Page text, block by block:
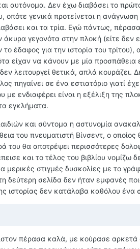
αυτόνομα. Δεν έχω διαβάσει το
γενικά προτείνεται η ανάγνωση
και τα τρία. Εγώ πάντως,
γεγονότα στην πλοκή (είτε δεν
έδαφος για την ιστορία του τρίτου),
είχαν να κάνουν με μία
λειτουργεί θετικά, απλά κουράζει.
πηγαίνει σε ένα εστιατόριο γιατί
με ενδιαφέρει είναι η εξέλιξη της
εγκλήματα.
και σύντομα η αστυνομία
του πνευματιστή Βίνσεντ, ο
του θα αποτρέψει περισσότερες
και το τέλος του βιβλίου νομίζω
στιγμές δυσκολίες με το
δεύτερη σελίδα δεν ήταν εμφανές
ιστορίας δεν κατάλαβα καθόλου ένα
πέρασα καλά, με κούρασε αρκετά